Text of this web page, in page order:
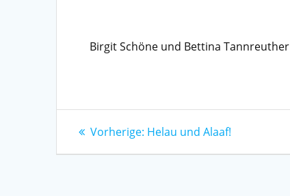
Birgit Schöne und Bettina Tannreuther
Beitragsnavigation
Vorherige: Vorheriger
Helau und Alaaf!